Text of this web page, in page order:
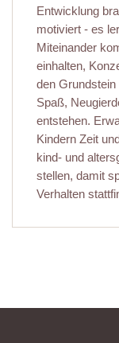
Entwicklung
motiviert - es
Miteinander
einhalten,
den Grundstein
Spaß,
entstehen.
Kindern Zeit
kind- und
stellen, damit
Verhalten